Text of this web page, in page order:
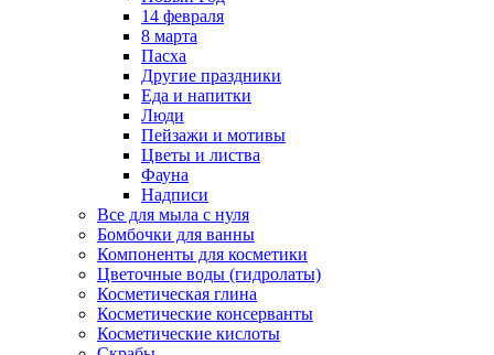
14 февраля
8 марта
Пасха
Другие праздники
Еда и напитки
Люди
Пейзажи и мотивы
Цветы и листва
Фауна
Надписи
Все для мыла с нуля
Бомбочки для ванны
Компоненты для косметики
Цветочные воды (гидролаты)
Косметическая глина
Косметические консерванты
Косметические кислоты